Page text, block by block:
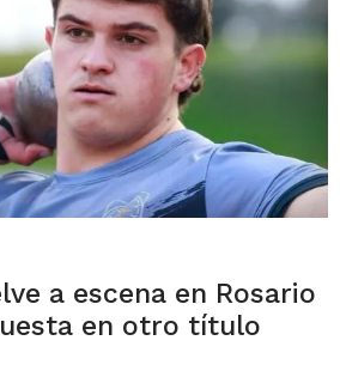
a escena en Rosario
en otro título